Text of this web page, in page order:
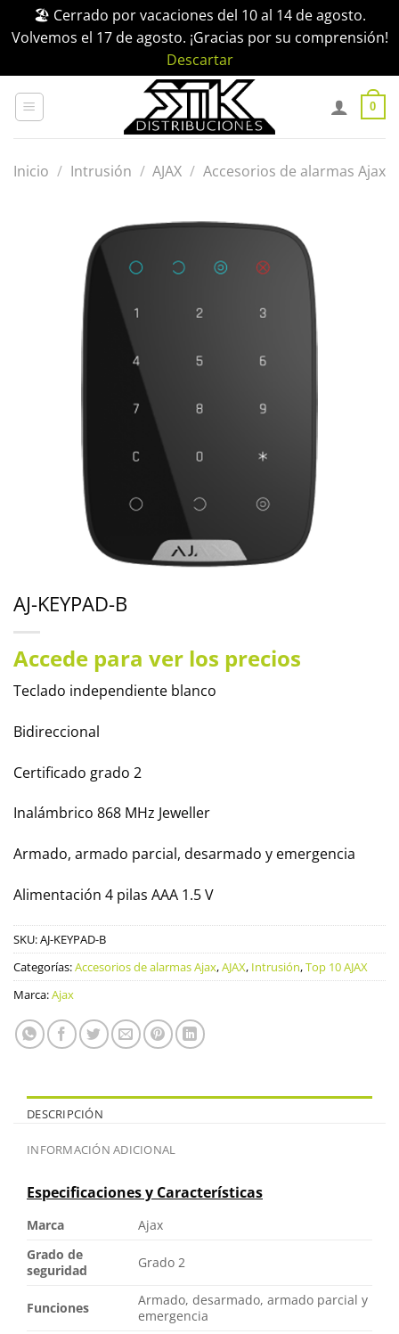
🏖️ Cerrado por vacaciones del 10 al 14 de agosto.
Volvemos el 17 de agosto. ¡Gracias por su comprensión!
Descartar
0
Inicio / Intrusión / AJAX / Accesorios de alarmas Ajax
AJ-KEYPAD-B
Accede para ver los precios
Teclado independiente blanco
Bidireccional
Certificado grado 2
Inalámbrico 868 MHz Jeweller
Armado, armado parcial, desarmado y emergencia
Alimentación 4 pilas AAA 1.5 V
SKU:AJ-KEYPAD-B
Categorías:Accesorios de alarmas Ajax,AJAX, Intrusión,Top 10 AJAX
Marca:Ajax
DESCRIPCIÓN
INFORMACIÓN ADICIONAL
Especificaciones y Características
Marca
Ajax
Grado de
seguridad
Grado 2
Funciones
Armado, desarmado, armado parcial y
emergencia